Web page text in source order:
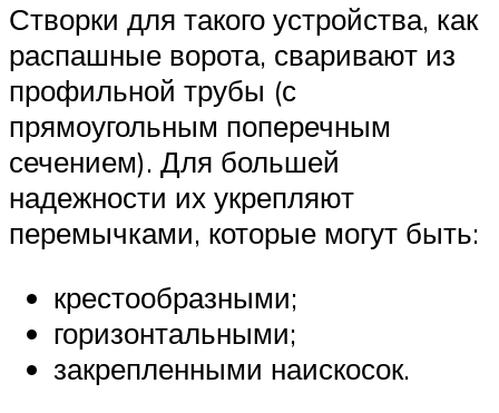
Створки для такого устройства, как
распашные ворота, сваривают из
профильной трубы (с
прямоугольным поперечным
сечением). Для большей
надежности их укрепляют
перемычками, которые могут быть:
крестообразными;
горизонтальными;
закрепленными наискосок.